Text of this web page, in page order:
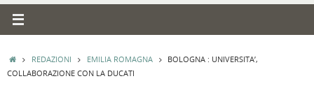
HOMEREDAZIONI EMILIA ROMAGNA
BOLOGNA : UNIVERSITA’,
COLLABORAZIONE CON LA DUCATI